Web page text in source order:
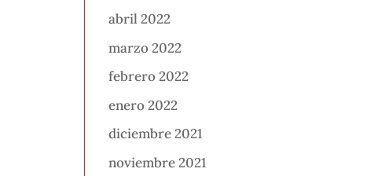
abril 2022
marzo 2022
febrero 2022
enero 2022
diciembre 2021
noviembre 2021